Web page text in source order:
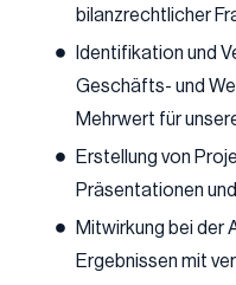
bilanzrechtlicher
Identifikation und
Geschäfts- und
Mehrwert für
Erstellung von
Präsentationen
Mitwirkung bei der
Ergebnissen mit